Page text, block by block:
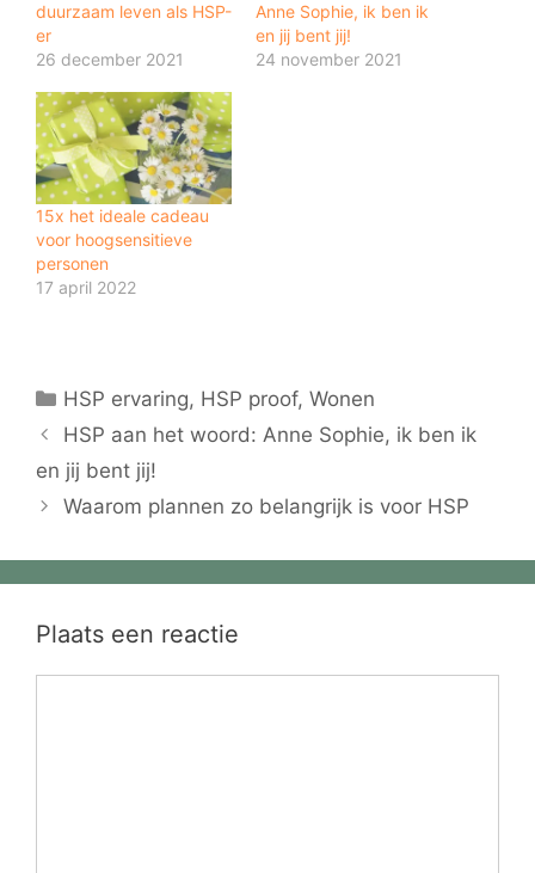
duurzaam leven als HSP-
er
26 december 2021
Anne Sophie, ik ben ik
en jij bent jij!
24 november 2021
15x het ideale cadeau
voor hoogsensitieve
personen
17 april 2022
Categorieën
HSP ervaring, HSP proof,Wonen
HSP aan het woord: Anne Sophie, ik ben ik
en jij bent jij!
Waarom plannen zo belangrijk is voor HSP
Plaats een reactie